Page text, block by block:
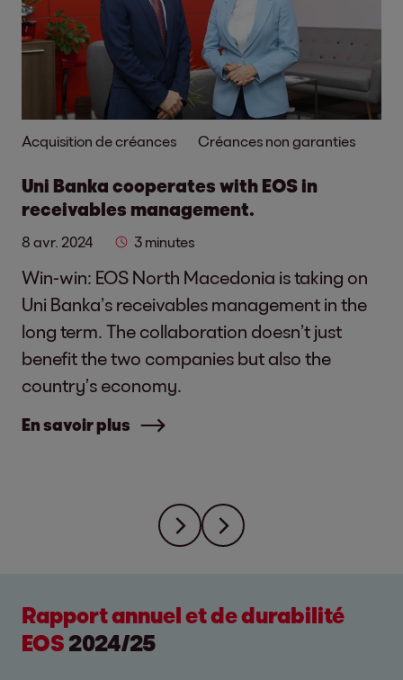
Acquisition de créances Créances non garanties
Uni Banka cooperates with EOS in
receivables management.
8 avr. 2024 3 minutes
Win-win: EOS North Macedonia is taking on
Uni Banka’s receivables management in the
long term. The collaboration doesn’t just
benefit the two companies but also the
country’s economy.
En savoir plus
Rapport annuel et de durabilité
EOS 2024/25